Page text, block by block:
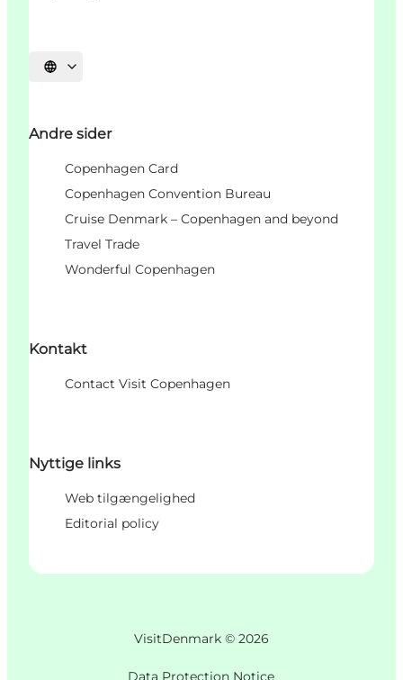
Vælg sprog
Andre sider
Copenhagen Card
Copenhagen Convention Bureau
Cruise Denmark – Copenhagen and beyond
Travel Trade
Wonderful Copenhagen
Kontakt
Contact Visit Copenhagen
Nyttige links
Web tilgængelighed
Editorial policy
VisitDenmark © 2026
Data Protection Notice